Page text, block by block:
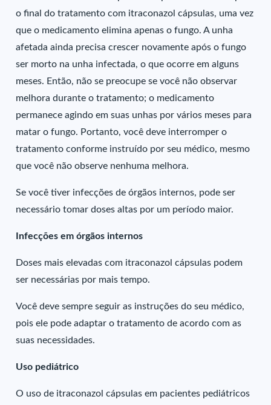
o final do tratamento com itraconazol cápsulas, uma vez
que o medicamento elimina apenas o fungo. A unha
afetada ainda precisa crescer novamente após o fungo
ser morto na unha infectada, o que ocorre em alguns
meses. Então, não se preocupe se você não observar
melhora durante o tratamento; o medicamento
permanece agindo em suas unhas por vários meses para
matar o fungo. Portanto, você deve interromper o
tratamento conforme instruído por seu médico, mesmo
que você não observe nenhuma melhora.
Se você tiver infecções de órgãos internos, pode ser
necessário tomar doses altas por um período maior.
Infecções em órgãos internos
Doses mais elevadas com itraconazol cápsulas podem
ser necessárias por mais tempo.
Você deve sempre seguir as instruções do seu médico,
pois ele pode adaptar o tratamento de acordo com as
suas necessidades.
Uso pediátrico
O uso de itraconazol cápsulas em pacientes pediátricos